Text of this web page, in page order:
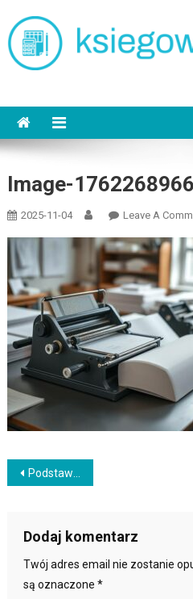
content
Image-
2025-11-04 Leave A
Nawigacja
Podstawowe urządzenia do introligacji: falcerki i bigówki
Dodaj komentarz
Twój adres email nie zostanie
są oznaczone *